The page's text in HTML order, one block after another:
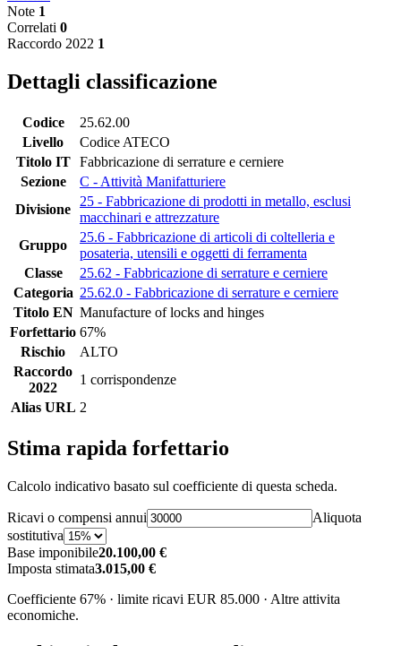
Note 1
Correlati 0
Raccordo 2022 1
Dettagli classificazione
Codice
25.62.00
Livello
Codice ATECO
Titolo IT
Fabbricazione di serrature e cerniere
Sezione
C - Attività Manifatturiere
Divisione
25 - Fabbricazione di prodotti in metallo, esclusi
macchinari e attrezzature
Gruppo
25.6 - Fabbricazione di articoli di coltelleria e
posateria, utensili e oggetti di ferramenta
Classe
25.62 - Fabbricazione di serrature e cerniere
Categoria 25.62.0 - Fabbricazione di serrature e cerniere
Titolo EN Manufacture of locks and hinges
Forfettario 67%
Rischio
ALTO
Raccordo
2022
1 corrispondenze
Alias URL 2
Stima rapida forfettario
Calcolo indicativo basato sul coefficiente di questa scheda.
Ricavi o compensi annui
Aliquota
sostitutiva
Base imponibile20.100,00 €
Imposta stimata3.015,00 €
Coefficiente 67% · limite ricavi EUR 85.000 · Altre attivita
economiche.